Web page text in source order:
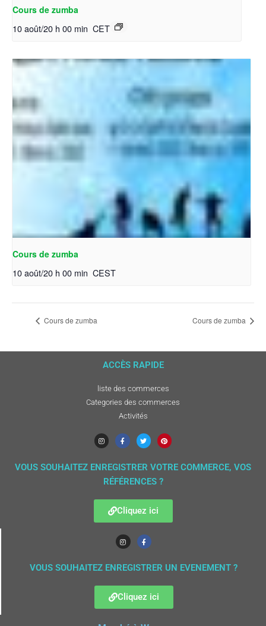
Cours de zumba
10 août/20 h 00 min CET
Cours de zumba
10 août/20 h 00 min CEST
Cours de zumba Cours de zumba
ACCÈS RAPIDE
liste des commerces
Categories des commerces
Activités
VOUS SOUHAITEZ ENREGISTRER VOTRE COMMERCE, VOS
RÉFÉRENCES ?
Cliquez ici
VOUS SOUHAITEZ ENREGISTRER UN EVENEMENT ?
Cliquez ici